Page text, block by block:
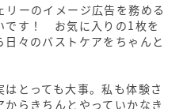
ーのイメージ広告を務める
です！ お気に入りの1枚を
々のバストケアをちゃんと
とっても大事。私も体験さ
らきちんとやっていかなき